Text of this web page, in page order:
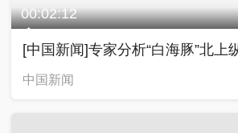
00:02:12
[中国新闻]专家分析“白海豚”北上
中国新闻